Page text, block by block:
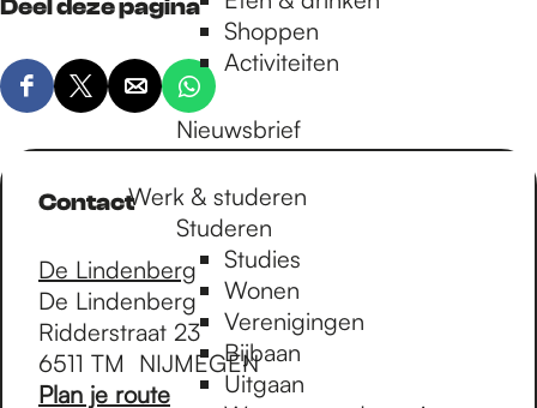
Shoppen
Activiteiten
Nieuwsbrief
Werk & studeren
Studeren
Studies
Wonen
Verenigingen
Bijbaan
Uitgaan
Deel deze pagina
D
e
D
e
l
e
z
e
p
a
D
e
l
z
e
p
a
D
e
e
d
z
e
p
a
Contact
De Lindenberg
De Lindenberg
Ridderstraat 23
6511 TM NIJMEGEN
Plan je routen